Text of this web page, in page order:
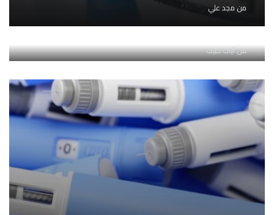
من مجد علي
دراسة تحليلية تبين تباطؤًا كبيرًا في ارتفاع متوسط العمر
المتوقع
منآيات حبيب